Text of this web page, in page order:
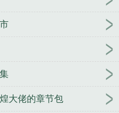
大佬的章节包